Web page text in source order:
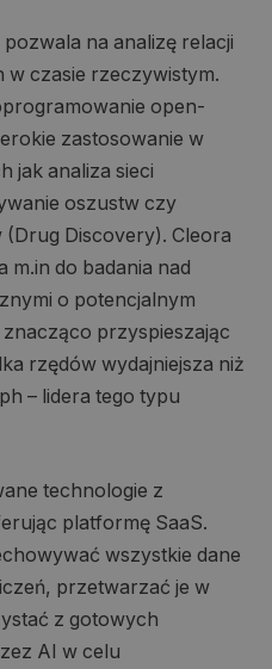
na analizę relacji
czasie rzeczywistym.
open-
zastosowanie w
jak analiza sieci
oszustw czy
Discovery). Cleora
do badania nad
o potencjalnym
przyspieszając
rzędów wydajniejsza niż
– lidera tego typu
technologie z
platformę SaaS.
wszystkie dane
przetwarzać je w
z gotowych
AI w celu